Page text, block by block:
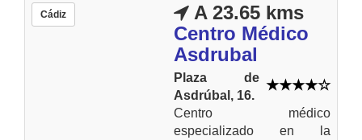
Cádiz
A 23.65 kms
Centro Médico
Asdrubal
Plaza de
Asdrúbal, 16.
Centro médico
especializado en la